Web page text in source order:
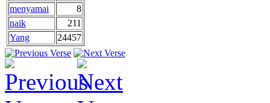
menyamai
8
naik
211
Yang
24457